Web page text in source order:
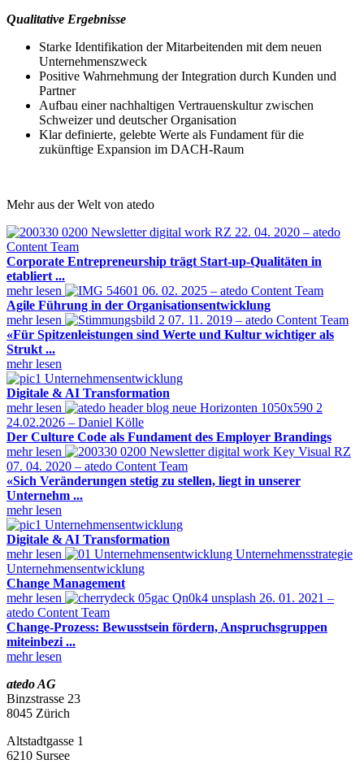
Qualitative Ergebnisse
Starke Identifikation der Mitarbeitenden mit dem neuen
Unternehmenszweck
Positive Wahrnehmung der Integration durch Kunden und
Partner
Aufbau einer nachhaltigen Vertrauenskultur zwischen
Schweizer und deutscher Organisation
Klar definierte, gelebte Werte als Fundament für die
zukünftige Expansion im DACH-Raum
Mehr aus der Welt von atedo
22. 04. 2020 – atedo
Content Team
Corporate Entrepreneurship trägt Start-up-Qualitäten in
etabliert ...
mehr lesen
06. 02. 2025 – atedo Content Team
Agile Führung in der Organisationsentwicklung
mehr lesen
07. 11. 2019 – atedo Content Team
«Für Spitzenleistungen sind Werte und Kultur wichtiger als
Strukt ...
mehr lesen
Unternehmensentwicklung
Digitale & AI Transformation
mehr lesen
24.02.2026 – Daniel Kölle
Der Culture Code als Fundament des Employer Brandings
mehr lesen
07. 04. 2020 – atedo Content Team
«Sich Veränderungen stetig zu stellen, liegt in unserer
Unternehm ...
mehr lesen
Unternehmensentwicklung
Digitale & AI Transformation
mehr lesen
Unternehmensentwicklung
Change Management
mehr lesen
26. 01. 2021 –
atedo Content Team
Change-Prozess: Bewusstsein fördern, Anspruchsgruppen
miteinbezi ...
mehr lesen
atedo AG
Binzstrasse 23
8045 Zürich
Altstadtgasse 1
6210 Sursee